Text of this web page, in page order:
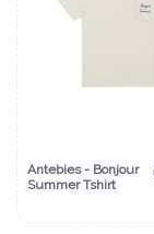
Antebies - Bonjour
Summer Tshirt